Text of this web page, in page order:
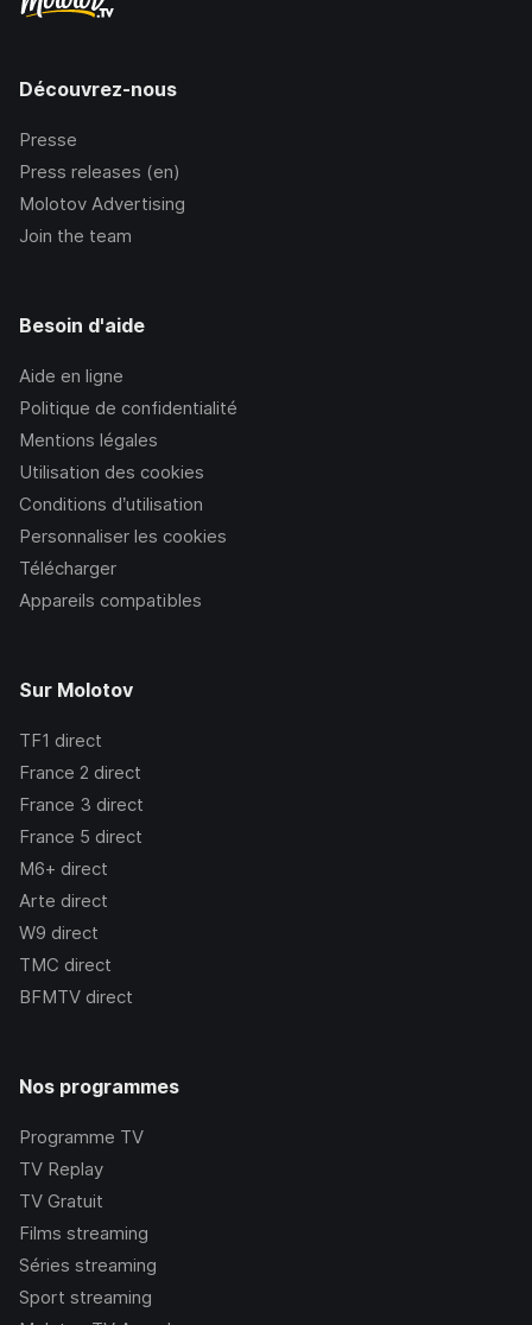
Découvrez-nous
Presse
Press releases (en)
Molotov Advertising
Join the team
Besoin d'aide
Aide en ligne
Politique de confidentialité
Mentions légales
Utilisation des cookies
Conditions d’utilisation
Personnaliser les cookies
Télécharger
Appareils compatibles
Sur Molotov
TF1 direct
France 2 direct
France 3 direct
France 5 direct
M6+ direct
Arte direct
W9 direct
TMC direct
BFMTV direct
Nos programmes
Programme TV
TV Replay
TV Gratuit
Films streaming
Séries streaming
Sport streaming